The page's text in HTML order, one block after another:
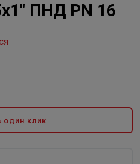
ПНД PN 16
один клик